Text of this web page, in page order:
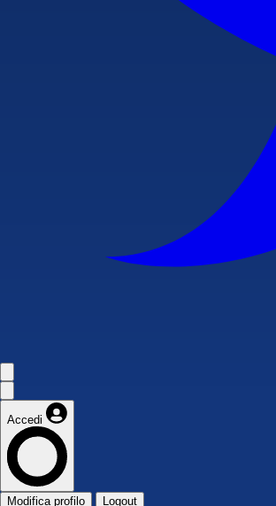
Accedi
Modifica profilo Logout